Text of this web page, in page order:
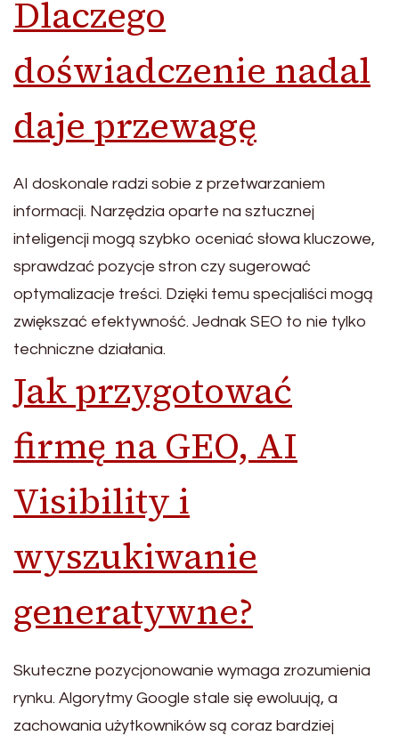
Dlaczego
doświadczenie nadal
daje przewagę
AI doskonale radzi sobie z przetwarzaniem
informacji. Narzędzia oparte na sztucznej
inteligencji mogą szybko oceniać słowa kluczowe,
sprawdzać pozycje stron czy sugerować
optymalizacje treści. Dzięki temu specjaliści mogą
zwiększać efektywność. Jednak SEO to nie tylko
techniczne działania.
Jak przygotować
firmę na GEO, AI
Visibility i
wyszukiwanie
generatywne?
Skuteczne pozycjonowanie wymaga zrozumienia
rynku. Algorytmy Google stale się ewoluują, a
zachowania użytkowników są coraz bardziej